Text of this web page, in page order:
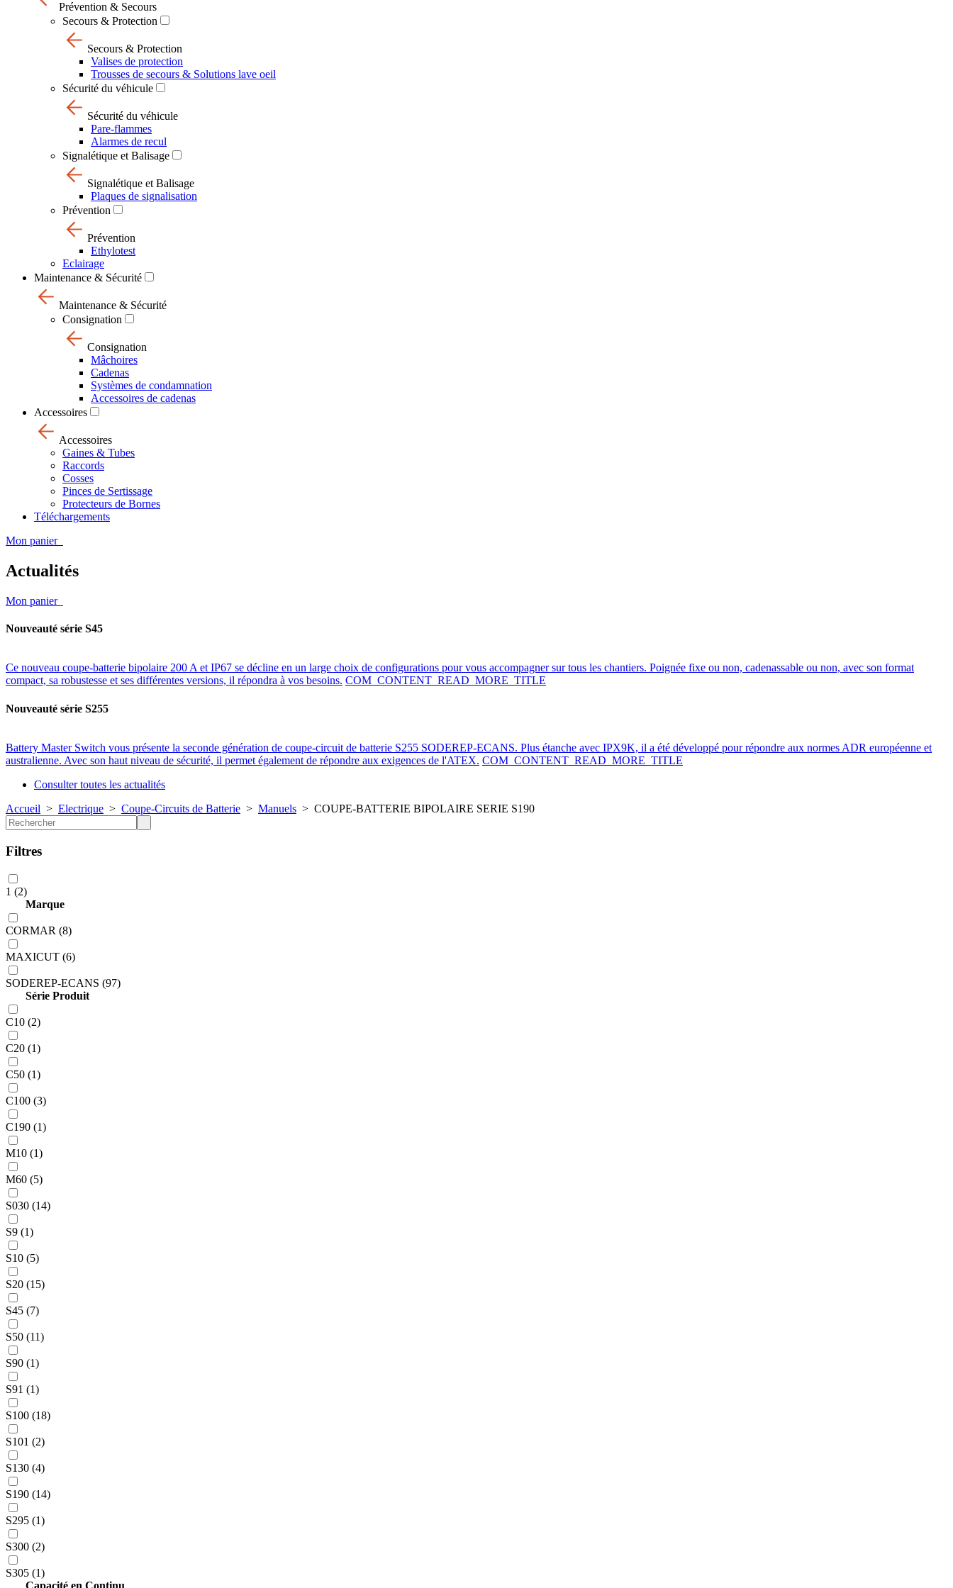
Prévention & Secours
Secours & Protection
Secours & Protection
Valises de protection
Trousses de secours & Solutions lave oeil
Sécurité du véhicule
Sécurité du véhicule
Pare-flammes
Alarmes de recul
Signalétique et Balisage
Signalétique et Balisage
Plaques de signalisation
Prévention
Prévention
Ethylotest
Eclairage
Maintenance & Sécurité
Maintenance & Sécurité
Consignation
Consignation
Mâchoires
Cadenas
Systèmes de condamnation
Accessoires de cadenas
Accessoires
Accessoires
Gaines & Tubes
Raccords
Cosses
Pinces de Sertissage
Protecteurs de Bornes
Téléchargements
Mon panier
Actualités
Mon panier
Nouveauté série S45
Ce nouveau coupe-batterie bipolaire 200 A et IP67 se décline en un large choix de configurations pour vous accompagner sur tous les chantiers. Poignée fixe ou non, cadenassable ou non, avec son format
compact, sa robustesse et ses différentes versions, il répondra à vos besoins. COM_CONTENT_READ_MORE_TITLE
Nouveauté série S255
Battery Master Switch vous présente la seconde génération de coupe-circuit de batterie S255 SODEREP-ECANS. Plus étanche avec IPX9K, il a été développé pour répondre aux normes ADR européenne et
australienne. Avec son haut niveau de sécurité, il permet également de répondre aux exigences de l'ATEX. COM_CONTENT_READ_MORE_TITLE
Consulter toutes les actualités
Accueil > Electrique > Coupe-Circuits de Batterie > Manuels > COUPE-BATTERIE BIPOLAIRE SERIE S190
Filtres
1 (2)
Marque
CORMAR (8)
MAXICUT (6)
SODEREP-ECANS (97)
Série Produit
C10 (2)
C20 (1)
C50 (1)
C100 (3)
C190 (1)
M10 (1)
M60 (5)
S030 (14)
S9 (1)
S10 (5)
S20 (15)
S45 (7)
S50 (11)
S90 (1)
S91 (1)
S100 (18)
S101 (2)
S130 (4)
S190 (14)
S295 (1)
S300 (2)
S305 (1)